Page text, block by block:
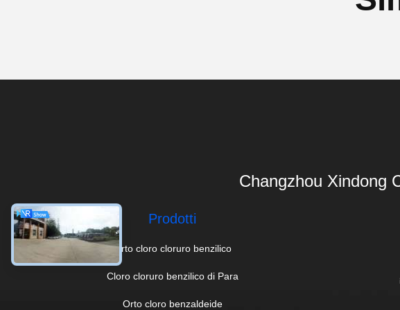
Changzhou Xindong
Prodotti
Orto cloro cloruro benzilico
Cloro cloruro benzilico di Para
Orto cloro benzaldeide